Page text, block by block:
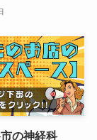
の神経科